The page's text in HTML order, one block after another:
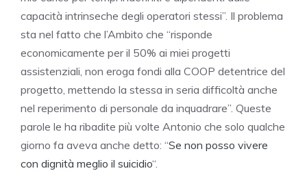
capacità intrinseche degli operatori stessi”. Il problema
sta nel fatto che l’Ambito che “risponde
economicamente per il 50% ai miei progetti
assistenziali, non eroga fondi alla COOP detentrice del
progetto, mettendo la stessa in seria difficoltà anche
nel reperimento di personale da inquadrare”. Queste
parole le ha ribadite più volte Antonio che solo qualche
giorno fa aveva anche detto: “Se non posso vivere
con dignità meglio il suicidio“.